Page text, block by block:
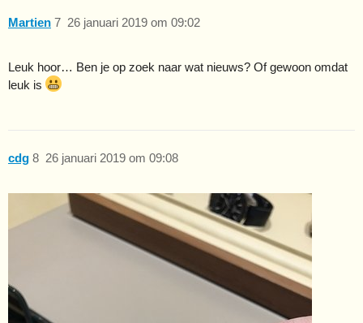
Martien 26 januari 2019 om 09:02
7
Leuk hoor… Ben je op zoek naar wat nieuws? Of gewoon omdat
leuk is
cdg 26 januari 2019 om 09:08
8